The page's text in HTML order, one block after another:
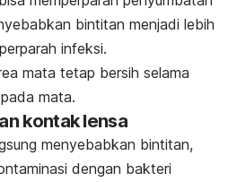
bintitan menjadi lebih
infeksi.
mata tetap bersih selama
mata.
kontak lensa
menyebabkan bintitan,
dengan bakteri